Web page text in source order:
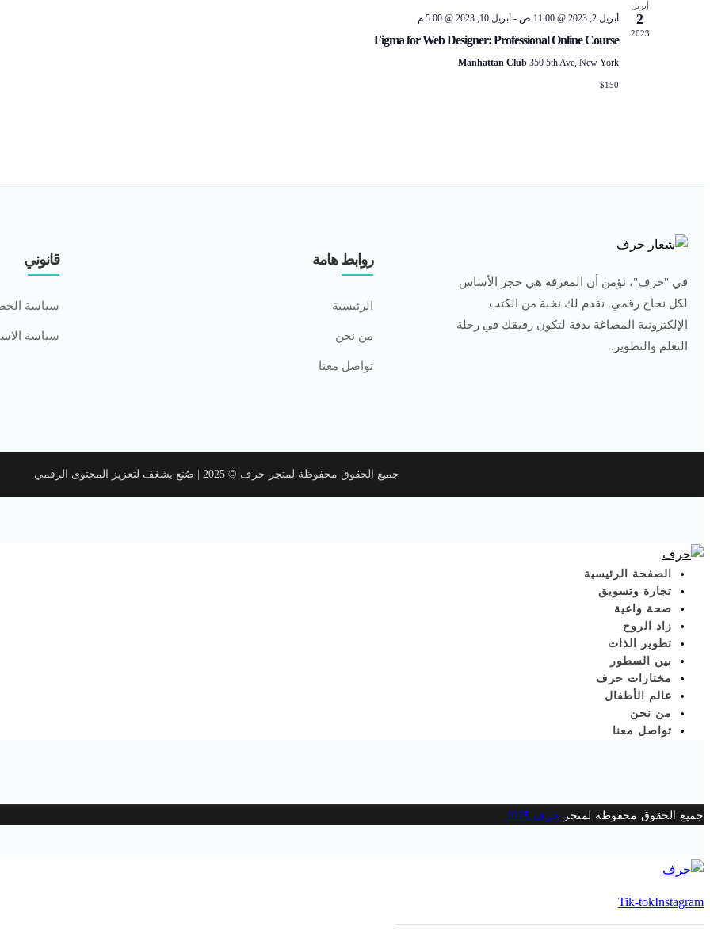
أبريل
2
2023
أبريل 2, 2023 @ 11:00 ص - أبريل 10, 2023 @ 5:00 م
Figma for Web Designer: Professional Online Course
Manhattan Club 350 5th Ave, New York
$150
في "حرف"، نؤمن أن المعرفة هي حجر الأساس
لكل نجاح رقمي. نقدم لك نخبة من الكتب
الإلكترونية المصاغة بدقة لتكون رفيقك في رحلة
التعلم والتطوير.
روابط هامة
الرئيسية
من نحن
تواصل معنا
قانوني
سياسة
سياسة
جميع الحقوق محفوظة لمتجر حرف © 2025 | صُنع بشغف لتعزيز المحتوى الرقمي
الصفحة الرئيسية
تجارة وتسويق
صحة واعية
زاد الروح
تطوير الذات
بين السطور
مختارات حرف
عالم الأطفال
من نحن
تواصل معنا
جميع الحقوق محفوظة لمتجر حرف 2025
Tik-tokInstagram